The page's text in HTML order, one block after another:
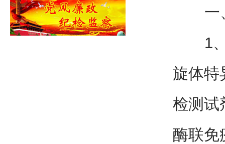
一、
1、
旋体特
检测试
酶联免